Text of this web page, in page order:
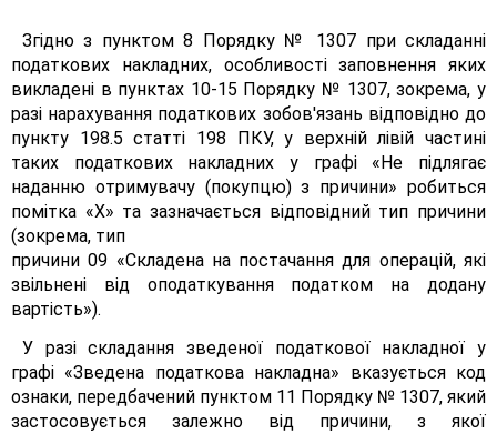
Згідно з пунктом 8 Порядку № 1307 при складанні
податкових накладних, особливості заповнення яких
викладені в пунктах 10-15 Порядку № 1307, зокрема, у
разі нарахування податкових зобов'язань відповідно до
пункту 198.5 статті 198 ПКУ, у верхній лівій частині
таких податкових накладних у графі «Не підлягає
наданню отримувачу (покупцю) з причини» робиться
помітка «X» та зазначається відповідний тип причини
(зокрема, тип
причини 09 «Складена на постачання для операцій, які
звільнені від оподаткування податком на додану
вартість»).
У разі складання зведеної податкової накладної у
графі «Зведена податкова накладна» вказується код
ознаки, передбачений пунктом 11 Порядку № 1307, який
застосовується залежно від причини, з якої